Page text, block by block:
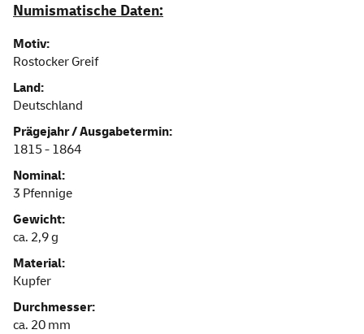
Numismatische Daten:
Motiv:
Rostocker Greif
Land:
Deutschland
Prägejahr / Ausgabetermin:
1815 - 1864
Nominal:
3 Pfennige
Gewicht:
ca. 2,9 g
Material:
Kupfer
Durchmesser:
ca. 20 mm